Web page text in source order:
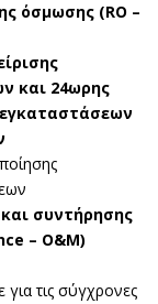
όσμωσης (RO –
και 24ωρης
συντήρησης
– O&M)
για τις σύγχρονες